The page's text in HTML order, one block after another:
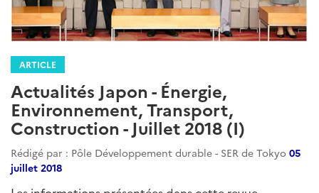
décembre 2018
EnergieFocus : Le gouvernement japonais assouplit les
conditions de réduction des subventions aux projets
de génération solaire approuvés mais pas encore
lancésEt aussi : Difficultés de lancement des projets
de génération biomasse / Développement d'une
"centrale à gaz flottante" / Développement de l'IA
Japon/Europe/Asie pour collaborer au développe...
Lire la suite